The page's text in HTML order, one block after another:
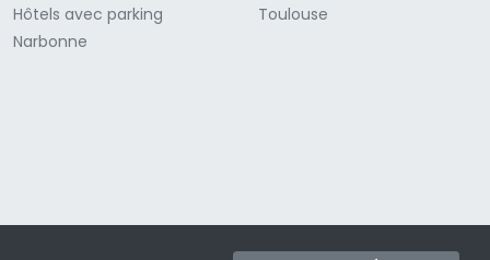
Hôtels avec parking
Narbonne
Toulouse